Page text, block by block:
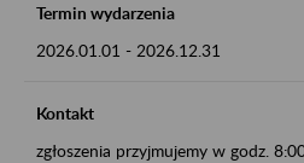
Termin wydarzenia
2026.01.01 - 2026.12.31
Kontakt
zgłoszenia przyjmujemy w godz.